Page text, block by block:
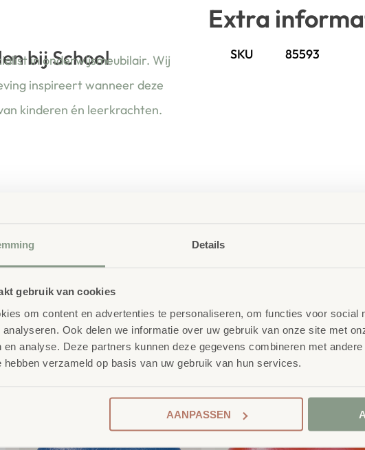
Details
gebruik van cookies
om content en advertenties te personaliseren, om functies voor social
Ook delen we informatie over uw gebruik van onze site met
en analyse. Deze partners kunnen deze gegevens combineren met
verzameld op basis van uw gebruik van hun services.
AANPASSEN
bij School
in onderwijsmeubilair. Wij
inspireert wanneer deze
kinderen én leerkrachten.
Extra
SKU 85593